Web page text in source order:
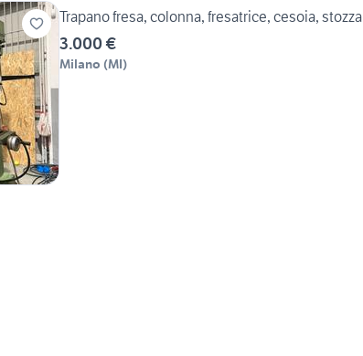
Trapano fresa, colonna, fresatrice, cesoia, stozza
3.000 €
Milano (MI)